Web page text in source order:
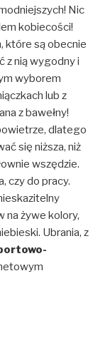
Nic
kobiecości!
które są obecnie
z nią wygodny i
wyborem
lub z
z bawełny!
dlatego
się niższa, niż
wszędzie.
czy do pracy.
na żywe kolory,
Ubrania, z